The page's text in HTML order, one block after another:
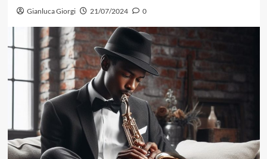
Gianluca Giorgi 21/07/2024 0